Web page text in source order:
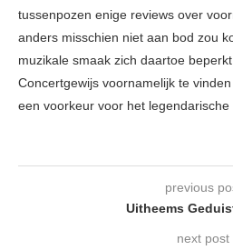
tussenpozen enige reviews over
anders misschien niet aan bod zou
muzikale smaak zich daartoe
Concertgewijs voornamelijk te
een voorkeur voor het legendarische
previous
Uitheems
next post